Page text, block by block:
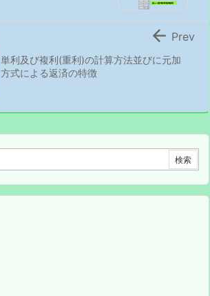
単利及び複利(重利)の計算方法並びに元加
方式による返済の特徴
 Prev